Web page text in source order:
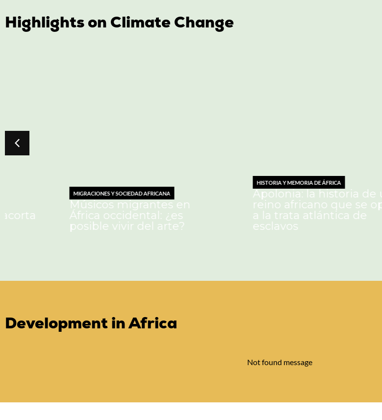
Highlights on Climate Change
MIGRACIONES Y SOCIEDAD AFRICANA
Músicos migrantes en
África occidental: ¿es
posible vivir del arte?
HISTORIA Y MEMORIA DE ÁFRICA
Apolonia: la historia de un
reino africano que se opuso
a la trata atlántica de
Development in Africa
Not found message